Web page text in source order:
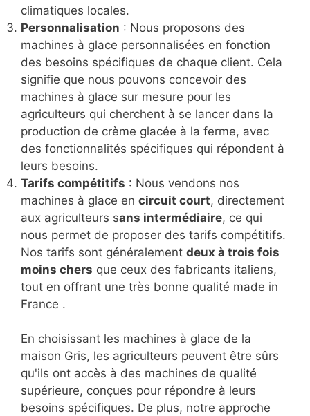
climatiques locales.
Personnalisation : Nous proposons des
machines à glace personnalisées en fonction
des besoins spécifiques de chaque client. Cela
signifie que nous pouvons concevoir des
machines à glace sur mesure pour les
agriculteurs qui cherchent à se lancer dans la
production de crème glacée à la ferme, avec
des fonctionnalités spécifiques qui répondent à
leurs besoins.
Tarifs compétitifs : Nous vendons nos
machines à glace en circuit court, directement
aux agriculteurs sans intermédiaire, ce qui
nous permet de proposer des tarifs compétitifs.
Nos tarifs sont généralement deux à trois fois
moins chers que ceux des fabricants italiens,
tout en offrant une très bonne qualité made in
France .
En choisissant les machines à glace de la
maison Gris, les agriculteurs peuvent être sûrs
qu'ils ont accès à des machines de qualité
supérieure, conçues pour répondre à leurs
besoins spécifiques. De plus, notre approche